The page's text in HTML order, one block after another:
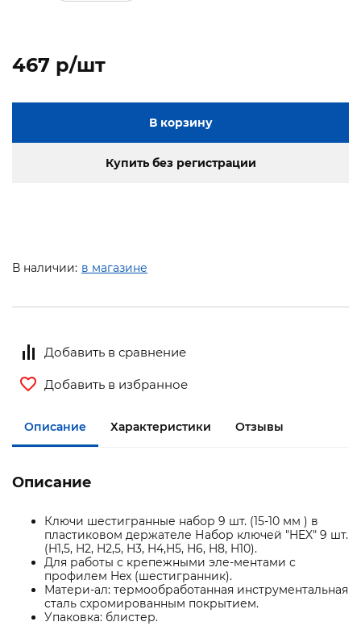
467 p/шт
В корзину
Купить без регистрации
В наличии: в магазине
Добавить в сравнение
Добавить в избранное
Описание Характеристики Отзывы
Описание
Ключи шестигранные набор 9 шт. (15-10 мм ) в
пластиковом держателе Набор ключей "HEX" 9 шт.
(H1,5, H2, H2,5, H3, H4,H5, H6, H8, H10).
Для работы с крепежными эле-ментами с
профилем Hex (шестигранник).
Матери-ал: термообработанная инструментальная
сталь схромированным покрытием.
Упаковка: блистер.